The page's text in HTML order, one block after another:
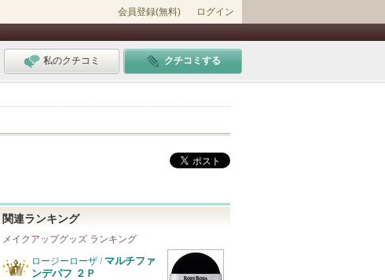
会員登録(無料) ログイン
私のクチコミ クチコミする
関連ランキング
メイクアップグッズ ランキング
ロージーローザ / マルチファ
ンデパフ ２Ｐ